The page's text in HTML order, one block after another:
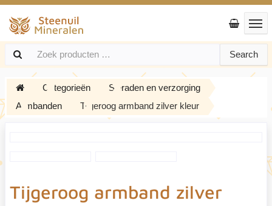
Search
Categorieën
Sieraden en verzorging
Armbanden
Tijgeroog armband zilver kleur
Tijgeroog armband zilver